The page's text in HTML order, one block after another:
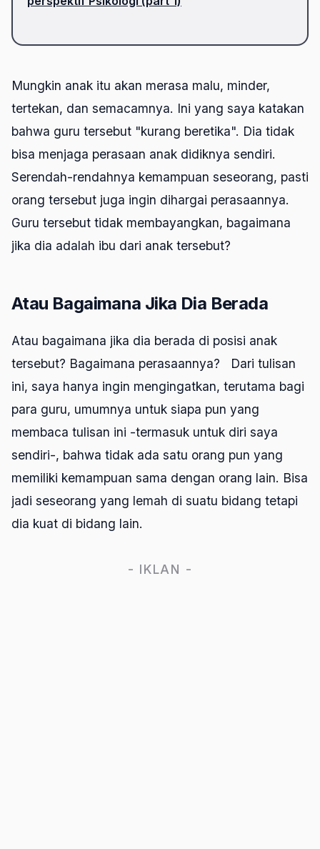
Mungkin anak itu akan merasa malu, minder,
tertekan, dan semacamnya. Ini yang saya katakan
bahwa guru tersebut "kurang beretika". Dia tidak
bisa menjaga perasaan anak didiknya sendiri.
Serendah-rendahnya kemampuan seseorang, pasti
orang tersebut juga ingin dihargai perasaannya.
Guru tersebut tidak membayangkan, bagaimana
jika dia adalah ibu dari anak tersebut?
Atau Bagaimana Jika Dia Berada
Atau bagaimana jika dia berada di posisi anak
tersebut? Bagaimana perasaannya? Dari tulisan
ini, saya hanya ingin mengingatkan, terutama bagi
para guru, umumnya untuk siapa pun yang
membaca tulisan ini -termasuk untuk diri saya
sendiri-, bahwa tidak ada satu orang pun yang
memiliki kemampuan sama dengan orang lain. Bisa
jadi seseorang yang lemah di suatu bidang tetapi
dia kuat di bidang lain.
- IKLAN -